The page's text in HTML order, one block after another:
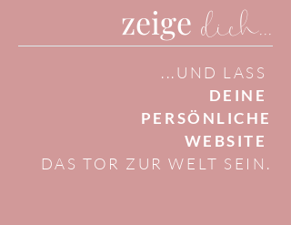
zeige dich...
...UND LASS
DEINE
PERSÖNLICHE
WEBSITE
DAS TOR ZUR WELT SEIN.